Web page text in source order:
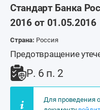
Стандарт Банка
2016 от 01.05.2016
Страна: Россия
Предотвращение
Р. 6 п. 2
Для проведения